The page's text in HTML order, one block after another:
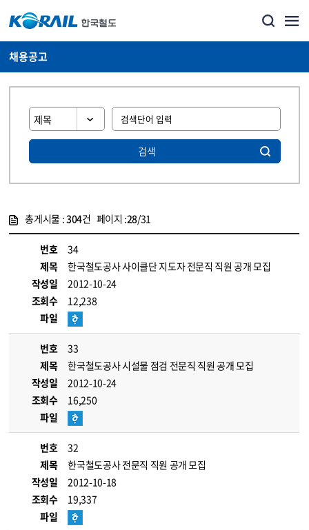
채용공고
검색
총게시물 :304건 페이지 :28/31
번호
34
제목
한국철도공사 사이클단 지도자 전문직 직원 공개 모집
작성일
2012-10-24
조회수
12,238
파일
번호
33
제목
한국철도공사 시설물 점검 전문직 직원 공개 모집
작성일
2012-10-24
조회수
16,250
파일
번호
32
제목
한국철도공사 전문직 직원 공개 모집
작성일
2012-10-18
조회수
19,337
파일